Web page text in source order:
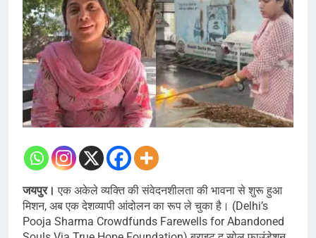
जयपुर।एक अकेले व्यक्ति की संवेदनशीलता की भावना से शुरू हुआ
मिशन, अब एक देशव्यापी आंदोलन का रूप ले चुका है। (Delhi’s
Pooja Sharma Crowdfunds Farewells for Abandoned